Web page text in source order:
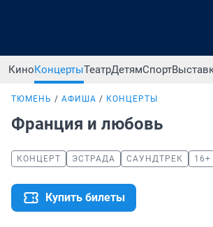
КиноКонцертыТеатрДетямСпорт
ТЮМЕНЬ АФИША КОНЦЕРТЫ
Франция и любовь
КОНЦЕРТ ЭСТРАДА САУНДТРЕК 16+
Купить билеты